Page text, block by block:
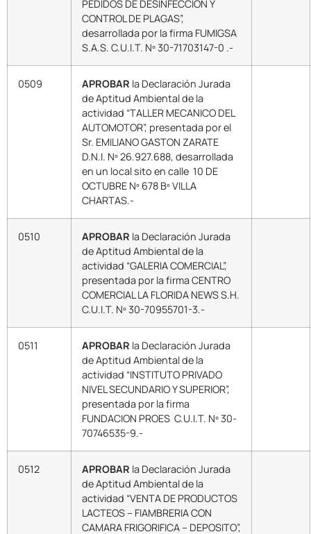
PEDIDOS DE DESINFECCION Y
CONTROL DE PLAGAS”,
desarrollada por la firma FUMIGSA
S.A.S. C.U.I.T. Nº 30-71703147-0 .-
0509 APROBAR la Declaración Jurada
de Aptitud Ambiental de la
actividad “TALLER MECANICO DEL
AUTOMOTOR”, presentada por el
Sr. EMILIANO GASTON ZARATE
D.N.I. Nº 26.927.688, desarrollada
en un local sito en calle 10 DE
OCTUBRE Nº 678 Bº VILLA
CHARTAS.-
0510 APROBAR la Declaración Jurada
de Aptitud Ambiental de la
actividad “GALERIA COMERCIAL”,
presentada por la firma CENTRO
COMERCIAL LA FLORIDA NEWS S.H.
C.U.I.T. Nº 30-70955701-3.-
0511 APROBAR la Declaración Jurada
de Aptitud Ambiental de la
actividad “INSTITUTO PRIVADO
NIVEL SECUNDARIO Y SUPERIOR”,
presentada por la firma
FUNDACION PROES C.U.I.T. Nº 30-
70746535-9.-
0512 APROBAR la Declaración Jurada
de Aptitud Ambiental de la
actividad “VENTA DE PRODUCTOS
LACTEOS – FIAMBRERIA CON
CAMARA FRIGORIFICA – DEPOSITO”,